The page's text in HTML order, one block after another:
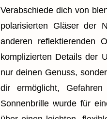
Verabschiede dich von
polarisierten Gläser der
anderen reflektierenden
komplizierten Details der
nur deinen Genuss,
dir ermöglicht,
Sonnenbrille wurde für